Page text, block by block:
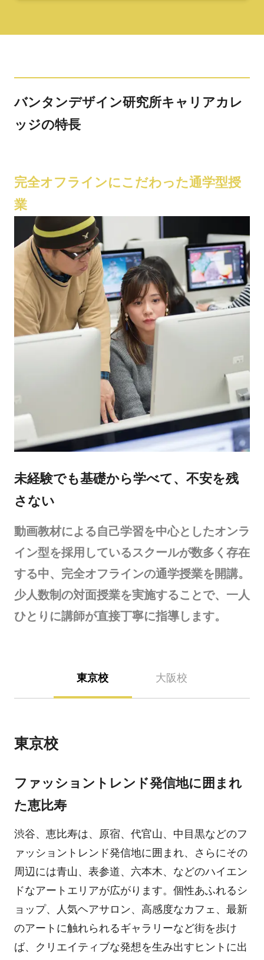
バンタンデザイン研究所キャリアカレ
ッジの特長
完全オフラインにこだわった通学型授
業
未経験でも基礎から学べて、不安を残
さない
動画教材による自己学習を中心としたオンラ
イン型を採用しているスクールが数多く存在
する中、完全オフラインの通学授業を開講。
少人数制の対面授業を実施することで、一人
ひとりに講師が直接丁寧に指導します。
東京校 大阪校
東京校
ファッショントレンド発信地に囲まれ
た恵比寿
渋谷、恵比寿は、原宿、代官山、中目黒などのフ
ァッショントレンド発信地に囲まれ、さらにその
周辺には青山、表参道、六本木、などのハイエン
ドなアートエリアが広がります。個性あふれるシ
ョップ、人気ヘアサロン、高感度なカフェ、最新
のアートに触れられるギャラリーなど街を歩け
ば、クリエイティブな発想を生み出すヒントに出